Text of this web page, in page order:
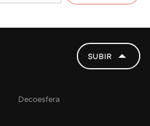
SUBIR
Decoesfera